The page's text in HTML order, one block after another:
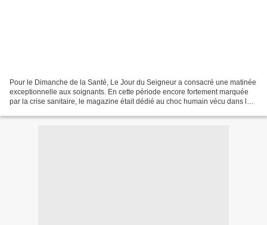
Pour le Dimanche de la Santé, Le Jour du Seigneur a consacré une matinée
exceptionnelle aux soignants. En cette période encore fortement marquée
par la crise sanitaire, le magazine était dédié au choc humain vécu dans les